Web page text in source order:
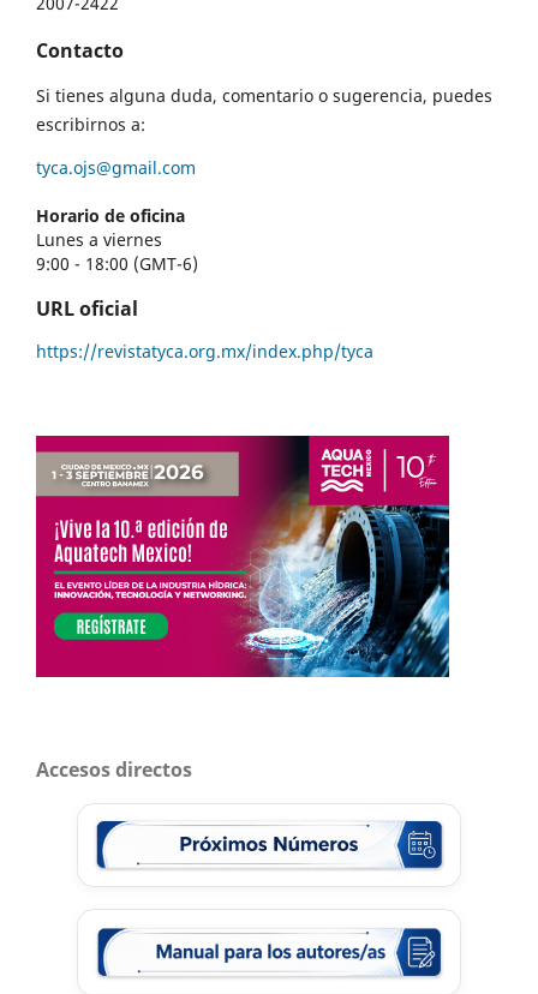
Contacto
Si tienes alguna duda, comentario o sugerencia, puedes
escribirnos a:
tyca.ojs@gmail.com
Horario de oficina
Lunes a viernes
9:00 - 18:00 (GMT-6)
URL oficial
https://revistatyca.org.mx/index.php/tyca
Accesos directos